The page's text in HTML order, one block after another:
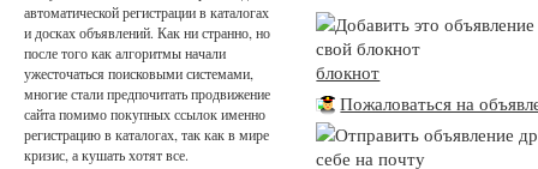
блокнот
Пожаловаться на
автоматической регистрации в каталогах
и досках объявлений. Как ни странно, но
после того как алгоритмы начали
ужесточаться поисковыми системами,
многие стали предпочитать продвижение
сайта помимо покупных ссылок именно
регистрацию в каталогах, так как в мире
кризис, а кушать хотят все.